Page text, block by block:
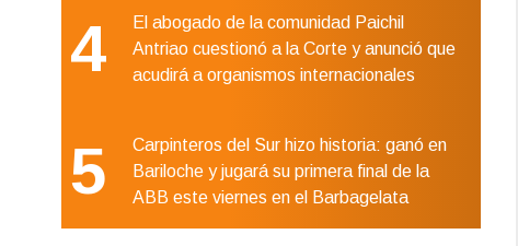
4
El abogado de la comunidad Paichil
Antriao cuestionó a la Corte y anunció que
acudirá a organismos internacionales
5
Carpinteros del Sur hizo historia: ganó en
Bariloche y jugará su primera final de la
ABB este viernes en el Barbagelata